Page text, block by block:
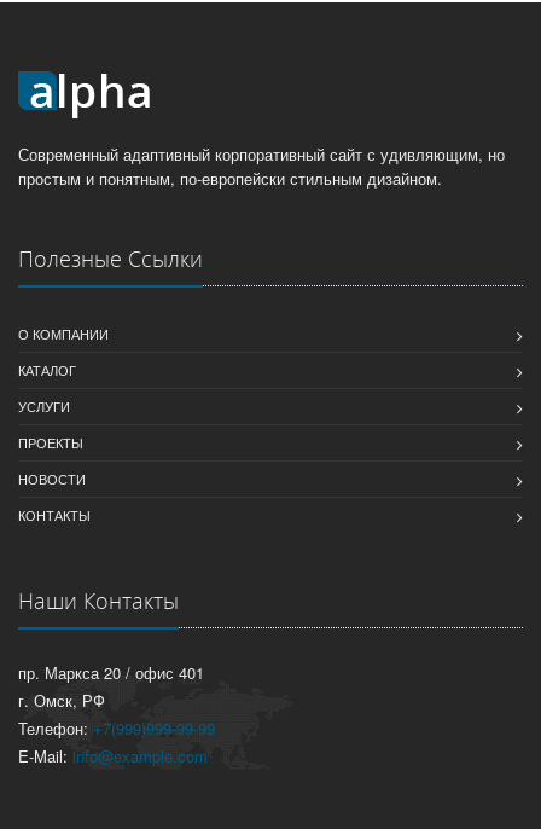
Современный адаптивный корпоративный сайт с удивляющим, но
простым и понятным, по-европейски стильным дизайном.
Полезные Ссылки
О КОМПАНИИ
КАТАЛОГ
УСЛУГИ
ПРОЕКТЫ
НОВОСТИ
КОНТАКТЫ
Наши Контакты
пр. Маркса 20 / офис 401
г. Омск, РФ
Телефон: +7(999)999-99-99
E-Mail: info@example.com